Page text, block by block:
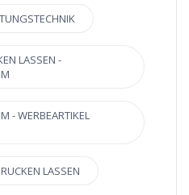
LASSEN -
- WERBEARTIKEL
LASSEN